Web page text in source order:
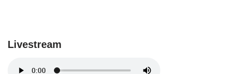
Livestream